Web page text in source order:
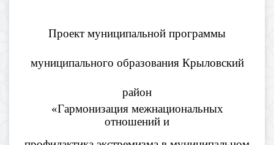
Проект муниципальной программы
муниципального образования Крыловский
район
«Гармонизация межнациональных
отношений и